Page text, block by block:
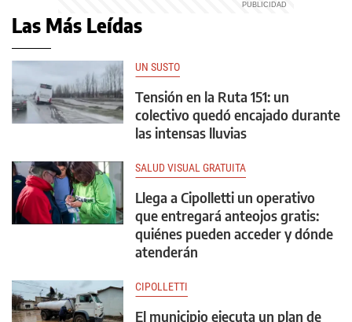
Las Más Leídas
UN SUSTO
Tensión en la Ruta 151: un
colectivo quedó encajado durante
las intensas lluvias
SALUD VISUAL GRATUITA
Llega a Cipolletti un operativo
que entregará anteojos gratis:
quiénes pueden acceder y dónde
atenderán
CIPOLLETTI
El municipio ejecuta un plan de